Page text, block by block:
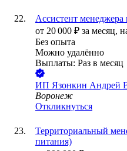
Ассистент менеджера
от 20 000 ₽ за месяц,
Без опыта
Можно удалённо
Выплаты: Раз в месяц
ИП Язонкин Андрей
Воронеж
Откликнуться
Территориальный
питания)